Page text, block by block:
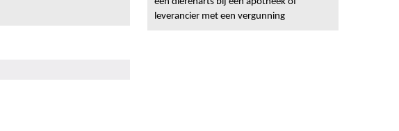
leverancier met een vergunning